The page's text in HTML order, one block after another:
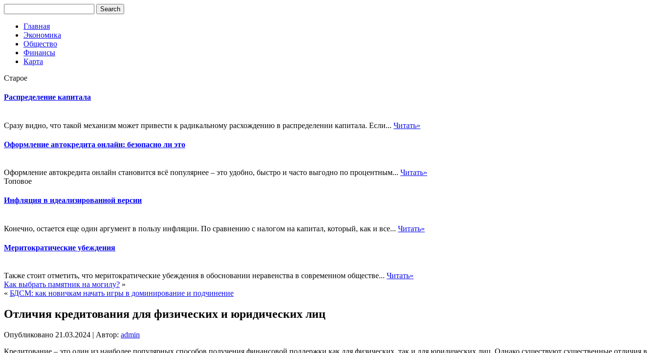
Главная
Экономика
Общество
Финансы
Карта
Старое
Распределение капитала
Сразу видно, что такой механизм может привести к радикальному расхождению в распределении капитала. Если... Читать»
Оформление автокредита онлайн: безопасно ли это
Оформление автокредита онлайн становится всё популярнее – это удобно, быстро и часто выгодно по процентным... Читать»
Топовое
Инфляция в идеализированной версии
Конечно, остается еще один аргумент в пользу инфляции. По сравнению с налогом на капитал, который, как и все... Читать»
Меритократические убеждения
Также стоит отметить, что меритократические убеждения в обосновании неравенства в современном обществе... Читать»
Как выбрать памятник на могилу? »
« БДСМ: как новичкам начать игры в доминирование и подчинение
Отличия кредитования для физических и юридических лиц
Опубликовано 21.03.2024 | Автор: admin
Кредитование – это один из наиболее популярных способов получения финансовой поддержки как для физических, так и для юридических лиц. Однако существуют существенные отличия в